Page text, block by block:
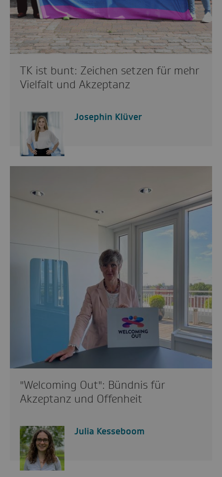
TK ist bunt: Zeichen setzen für mehr
Vielfalt und Akzeptanz
Josephin Klüver
"Welcoming Out": Bündnis für
Akzeptanz und Offenheit
Julia Kesseboom